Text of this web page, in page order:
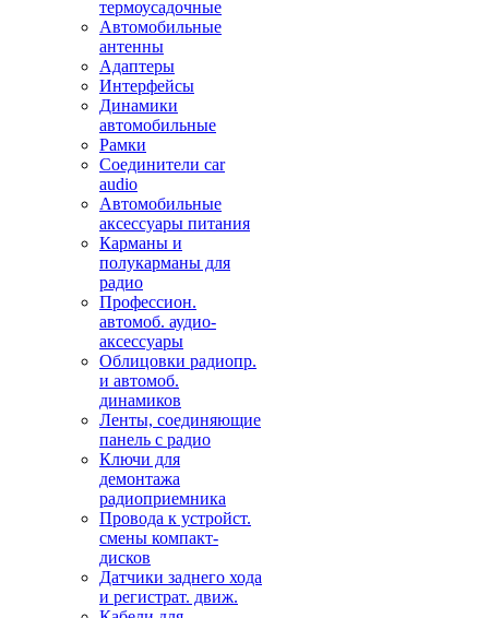
термоусадочные
Автомобильные
антенны
Адаптеры
Интерфейсы
Динамики
автомобильные
Рамки
Соединители car
audio
Автомобильные
аксессуары питания
Карманы и
полукарманы для
радио
Профессион.
автомоб. аудио-
аксессуары
Облицовки радиопр.
и автомоб.
динамиков
Ленты, соединяющие
панель с радио
Ключи для
демонтажа
радиоприемника
Провода к устройст.
смены компакт-
дисков
Датчики заднего хода
и регистрат. движ.